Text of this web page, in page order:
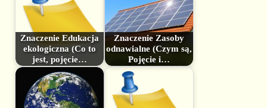
Znaczenie Edukacja
ekologiczna (Co to
jest, pojęcie…
Znaczenie Zasoby
odnawialne (Czym są,
Pojęcie i…